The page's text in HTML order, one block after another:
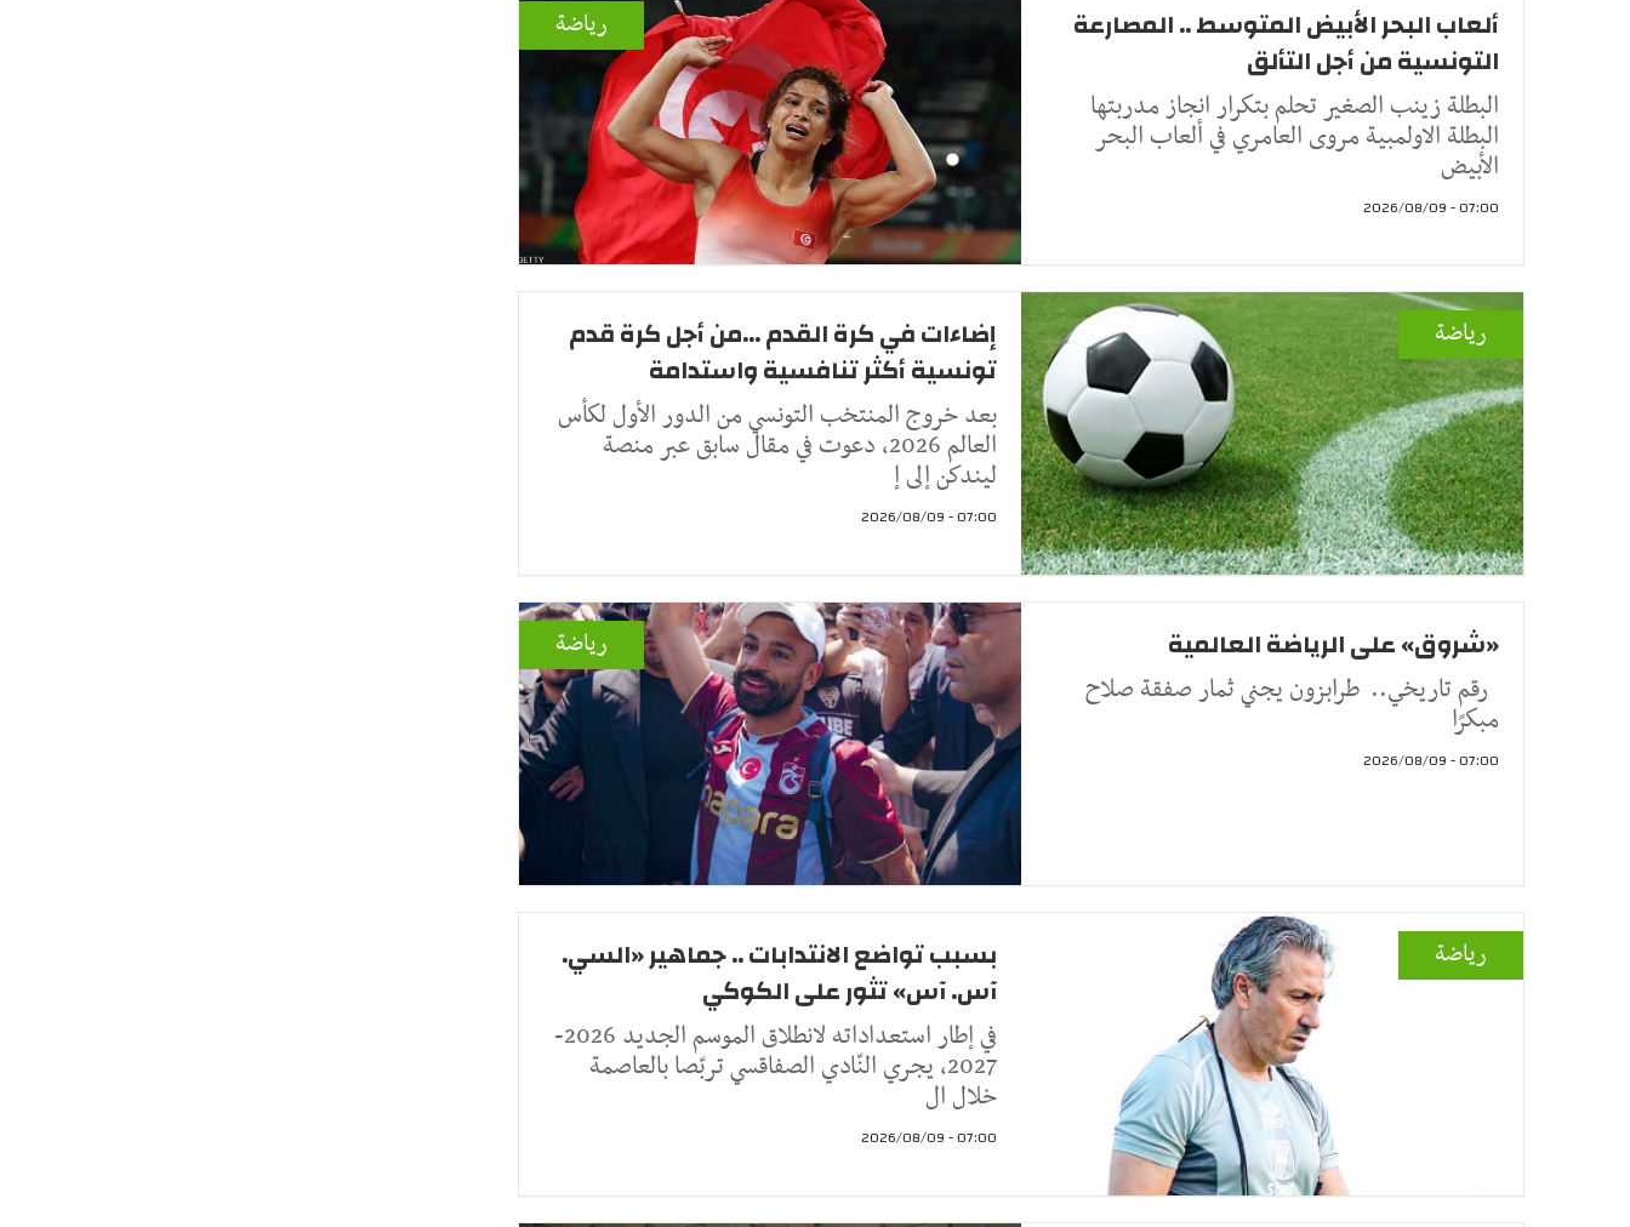
رياضة
ألعاب البحر الأبيض المتوسط .. المصارعة
التونسية من أجل التألق
البطلة زينب الصغير تحلم بتكرار انجاز مدربتها
البطلة الاولمبية مروى العامري في ألعاب البحر
الأبيض
07:00 - 2026/08/09
رياضة
إضاءات في كرة القدم ...من أجل كرة قدم
تونسية أكثر تنافسية واستدامة
بعد خروج المنتخب التونسي من الدور الأول لكأس
العالم 2026، دعوت في مقال سابق عبر منصة
ليندكن إلى إ
07:00 - 2026/08/09
رياضة «شروق» على الرياضة العالمية
رقم تاريخي.. طرابزون يجني ثمار صفقة صلاح
مبكرًا
07:00 - 2026/08/09
رياضة
بسبب تواضع الانتدابات .. جماهير «السي.
آس. آس» تثور على الكوكي
في إطار استعداداته لانطلاق الموسم الجديد 2026-
2027، يجري النّادي الصفاقسي تربّصا بالعاصمة
خلال ال
07:00 - 2026/08/09